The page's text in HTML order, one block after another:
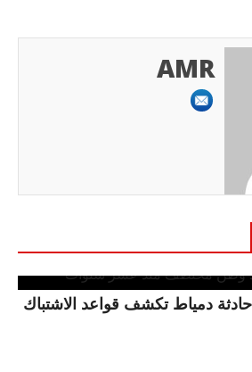
AMR
دمياط تكشف قواعد الاشتباك